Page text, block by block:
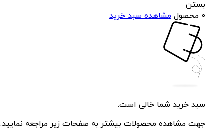
بستن
0 محصول
مشاهده سبد خرید
سبد خرید شما خالی است.
جهت مشاهده محصولات بیشتر به صفحات زیر مراجعه نمایید.